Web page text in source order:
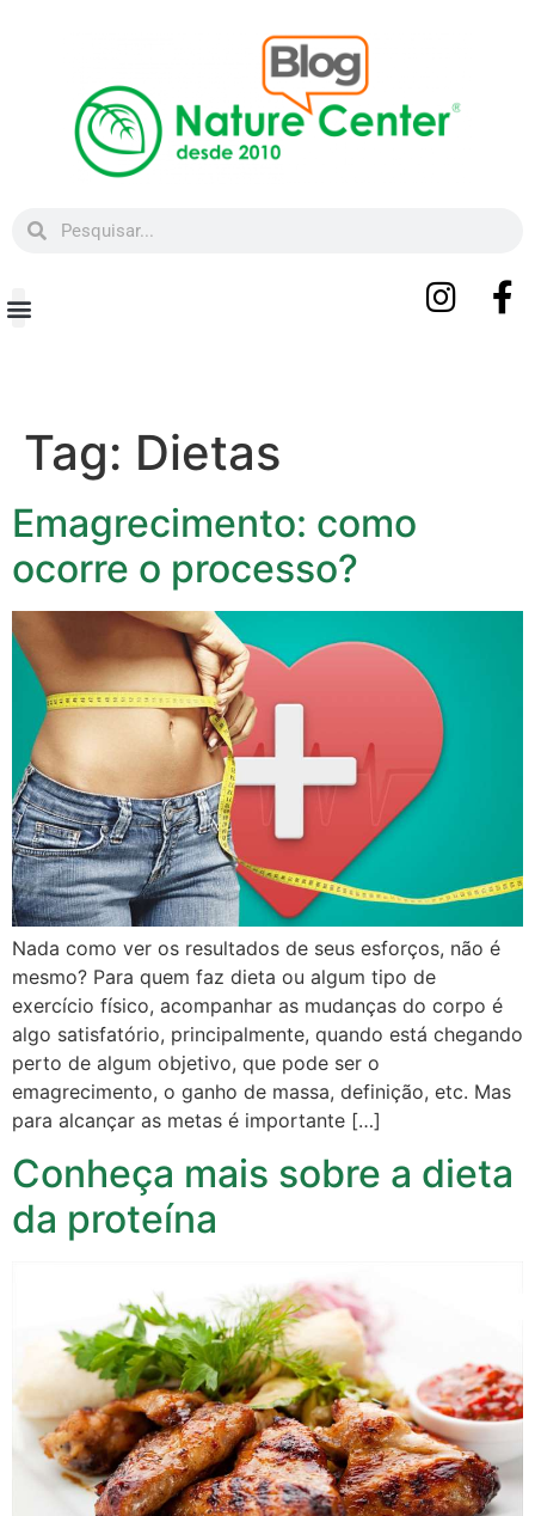
Tag: Dietas
Emagrecimento: como
ocorre o processo?
Nada como ver os resultados de seus esforços, não é
mesmo? Para quem faz dieta ou algum tipo de
exercício físico, acompanhar as mudanças do corpo é
algo satisfatório, principalmente, quando está chegando
perto de algum objetivo, que pode ser o
emagrecimento, o ganho de massa, definição, etc. Mas
para alcançar as metas é importante […]
Conheça mais sobre a dieta
da proteína